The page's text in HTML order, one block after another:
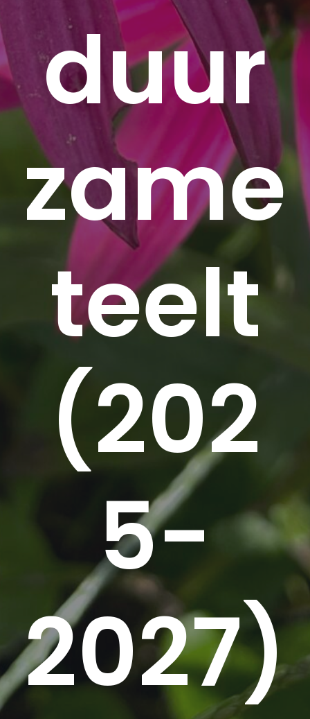
duur
zame
teelt
(202
5-
2027)